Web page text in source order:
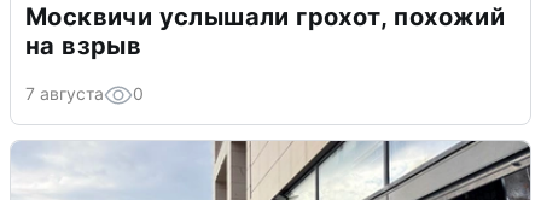
Москвичи услышали грохот, похожий
на взрыв
7 августа 0